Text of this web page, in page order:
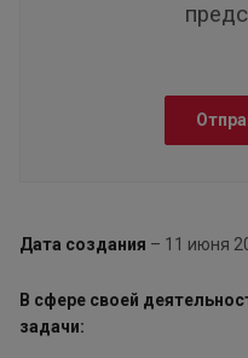
Дата создания – 11 июня
В сфере своей
задачи: